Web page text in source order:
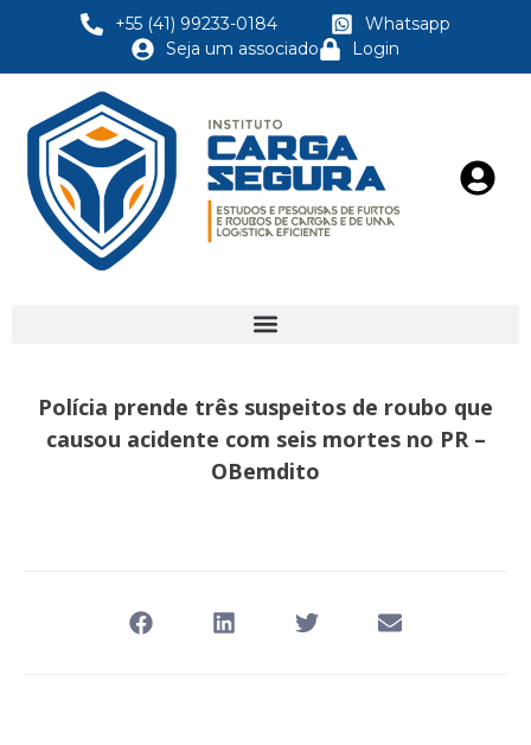
+55 (41) 99233-0184
Whatsapp
Seja um associado
Login
Polícia prende três suspeitos de roubo que
causou acidente com seis mortes no PR –
OBemdito